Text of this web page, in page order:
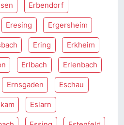
Erbendorf
Eresing Ergersheim
Ering Erkheim
Erlbach Erlenbach
Ernsgaden Eschau
Eslarn